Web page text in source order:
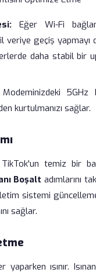
Eğer Wi-Fi
veriye geçiş yapmayı
daha stabil bir
Modeminizdeki 5GHz
kurtulmanızı sağlar.
temiz bir
Boşalt adımlarını
sistemi
sağlar.
ısınır.